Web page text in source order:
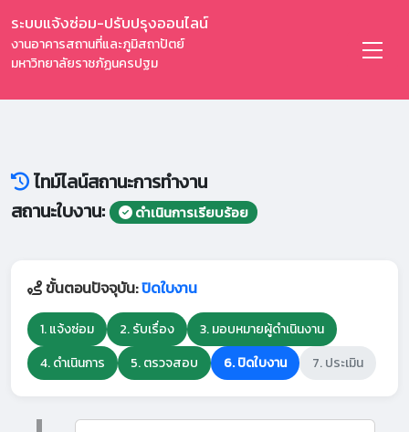
ระบบแจ้งซ่อม-ปรับปรุงออนไลน์
งานอาคารสถานที่และภูมิสถาปัตย์
มหาวิทยาลัยราชภัฏนครปฐม
ไทม์ไลน์สถานะการทำงาน
สถานะใบงาน:
ดำเนินการเรียบร้อย
ขั้นตอนปัจจุบัน:ปิดใบงาน
1. แจ้งซ่อม 2. รับเรื่อง
3. มอบหมายผู้ดำเนินงาน
4. ดำเนินการ
5. ตรวจสอบ 6. ปิดใบงาน 7. ประเมิน